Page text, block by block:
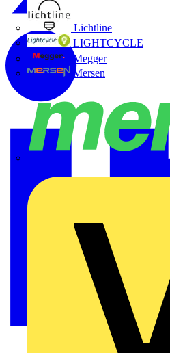
Lichtline
LIGHTCYCLE
Megger
Mersen